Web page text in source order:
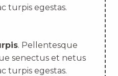
turpis egestas.
. Pellentesque
senectus et netus
turpis egestas.